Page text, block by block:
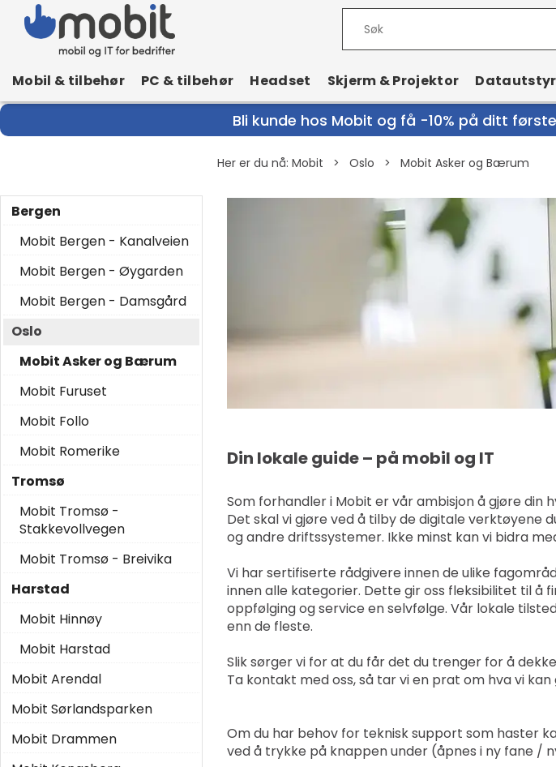
Mobil & tilbehør PC & tilbehør Headset Skjerm & Projektor Datautstyr
Bli kunde hos Mobit og få -10% på ditt
Her er du nå: Mobit > Oslo > Mobit Asker og Bærum
Bergen
Mobit Bergen - Kanalveien
Mobit Bergen - Øygarden
Mobit Bergen - Damsgård
Oslo
Mobit Asker og Bærum
Mobit Furuset
Mobit Follo
Mobit Romerike
Tromsø
Mobit Tromsø -
Stakkevollvegen
Mobit Tromsø - Breivika
Harstad
Mobit Hinnøy
Mobit Harstad
Mobit Arendal
Mobit Sørlandsparken
Mobit Drammen
Din lokale guide – på mobil og IT
Som forhandler i Mobit er vår ambisjon å gjøre
Det skal vi gjøre ved å tilby de digitale
og andre driftssystemer. Ikke minst kan vi bidra
Vi har sertifiserte rådgivere innen de ulike
innen alle kategorier. Dette gir oss fleksibilitet til å
oppfølging og service en selvfølge. Vår lokale
enn de fleste.
Slik sørger vi for at du får det du trenger for å
Ta kontakt med oss, så tar vi en prat om hva vi
Om du har behov for teknisk support som haster
ved å trykke på knappen under (åpnes i ny fane /